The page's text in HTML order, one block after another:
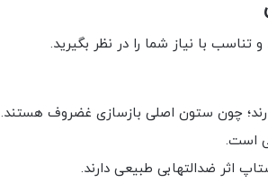
تناسب با نیاز شما را در نظر بگیرید.
چون ستون اصلی بازسازی غضروف هستند.
است.
اثر ضدالتهابی طبیعی دارند.